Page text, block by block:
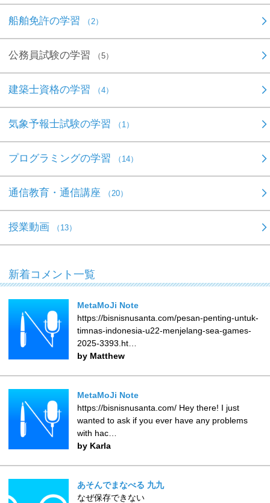
船舶免許の学習 （2）
公務員試験の学習 （5）
建築士資格の学習 （4）
気象予報士試験の学習 （1）
プログラミングの学習 （14）
通信教育・通信講座 （20）
授業動画 （13）
新着コメント一覧
MetaMoJi Note
https://bisnisnusanta.com/pesan-penting-untuk-
timnas-indonesia-u22-menjelang-sea-games-
2025-3393.ht…
by Matthew
MetaMoJi Note
https://bisnisnusanta.com/ Hey there! I just
wanted to ask if you ever have any problems
with hac…
by Karla
あそんでまなべる 九九
なぜ保存できない